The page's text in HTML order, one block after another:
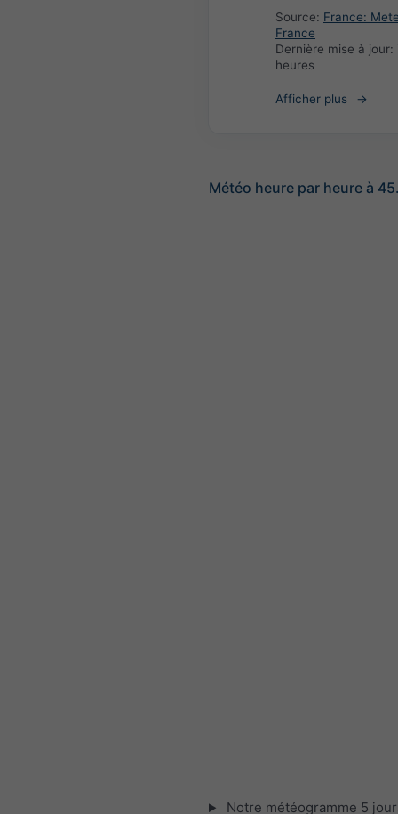
Source: France:
France
Dernière mise à jour:
heures
Afficher plus
Météo heure par heure à
Notre météogramme 5